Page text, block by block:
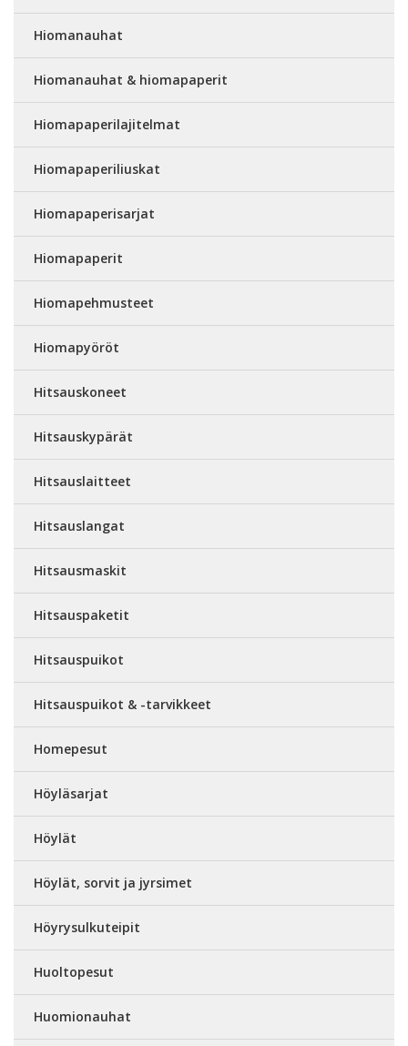
Hiomanauhat
Hiomanauhat & hiomapaperit
Hiomapaperilajitelmat
Hiomapaperiliuskat
Hiomapaperisarjat
Hiomapaperit
Hiomapehmusteet
Hiomapyöröt
Hitsauskoneet
Hitsauskypärät
Hitsauslaitteet
Hitsauslangat
Hitsausmaskit
Hitsauspaketit
Hitsauspuikot
Hitsauspuikot & -tarvikkeet
Homepesut
Höyläsarjat
Höylät
Höylät, sorvit ja jyrsimet
Höyrysulkuteipit
Huoltopesut
Huomionauhat